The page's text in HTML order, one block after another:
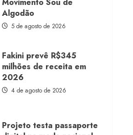
Movimento Sou de
Algodão
5 de agosto de 2026
Fakini prevê R$345
milhões de receita em
2026
4 de agosto de 2026
Projeto testa passaporte